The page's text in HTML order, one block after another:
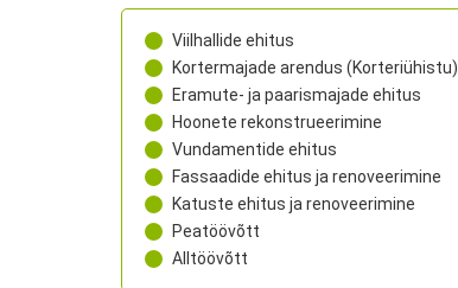
Viilhallide ehitus
Kortermajade arendus (Korteriühistu)
Eramute- ja paarismajade ehitus
Hoonete rekonstrueerimine
Vundamentide ehitus
Fassaadide ehitus ja renoveerimine
Katuste ehitus ja renoveerimine
Peatöövõtt
Alltöövõtt